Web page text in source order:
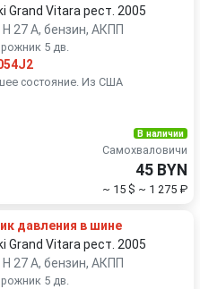
Grand Vitara рест. 2005
H 27 A, бензин, АКПП
5 дв.
состояние. Из США
В наличии
Самохваловичи
45 BYN
~ 15 $ ~ 1 275 ₽
давления в шине
Grand Vitara рест. 2005
H 27 A, бензин, АКПП
5 дв.